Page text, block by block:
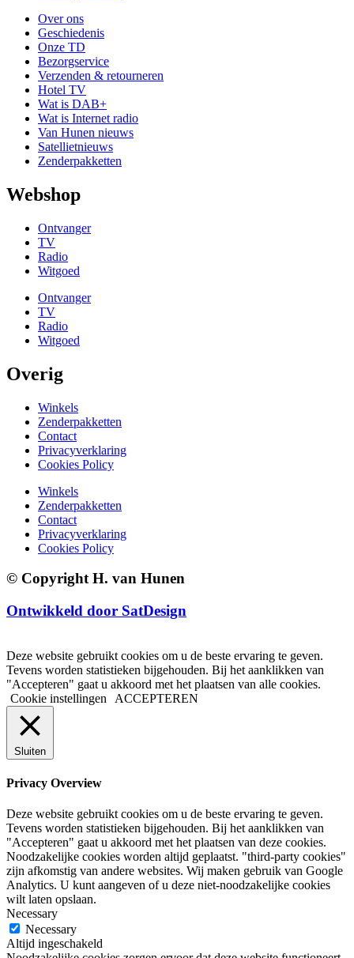
Over ons
Geschiedenis
Onze TD
Bezorgservice
Verzenden & retourneren
Hotel TV
Wat is DAB+
Wat is Internet radio
Van Hunen nieuws
Satellietnieuws
Zenderpakketten
Webshop
Ontvanger
TV
Radio
Witgoed
Ontvanger
TV
Radio
Witgoed
Overig
Winkels
Zenderpakketten
Contact
Privacyverklaring
Cookies Policy
Winkels
Zenderpakketten
Contact
Privacyverklaring
Cookies Policy
© Copyright H. van Hunen
Ontwikkeld door SatDesign
Deze website gebruikt cookies om u de beste ervaring te geven.
Tevens worden statistieken bijgehouden. Bij het aanklikken van
"Accepteren" gaat u akkoord met het plaatsen van alle cookies.
Cookie instellingen
ACCEPTEREN
Sluiten
Privacy Overview
Deze website gebruikt cookies om u de beste ervaring te geven.
Tevens worden statistieken bijgehouden. Bij het aanklikken van
"Accepteren" gaat u akkoord met het plaatsen van deze cookies.
Noodzakelijke cookies worden altijd geplaatst. "third-party cookies"
zijn afkomstig van andere websites. Wij maken gebruik van Google
Analytics. U kunt aangeven of u deze niet-noodzakelijke cookies
wilt laten opslaan.
Necessary
Necessary
Altijd ingeschakeld